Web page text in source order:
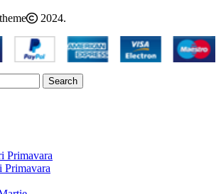
theme 2024.
Search
Primavara
Primavara